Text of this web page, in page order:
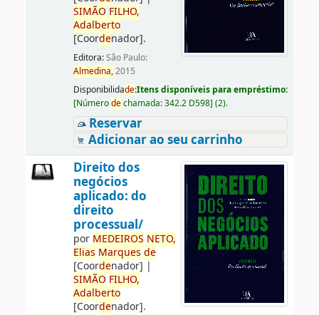
SIMÃO FILHO,
Adalberto
[Coordenador].
Editora:São Paulo:
Almedina,2015
Disponibilidade:Itens disponíveis para empréstimo:
[Númerodechamada:342.2 D598] (2).
Reservar
Adicionar ao seu carrinho
Direito dos
negócios
aplicado: do
direito
processual/
por MEDEIROS NETO,
Elias Marques de
[Coordenador] |
SIMÃO FILHO,
Adalberto
[Coordenador].